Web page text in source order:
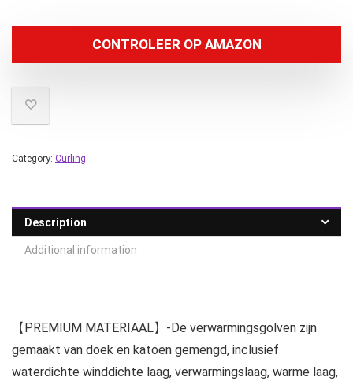
CONTROLEER OP AMAZON
Category: Curling
Description
Additional information
【PREMIUM MATERIAAL】-De verwarmingsgolven zijn
gemaakt van doek en katoen gemengd, inclusief
waterdichte winddichte laag, verwarmingslaag, warme laag,